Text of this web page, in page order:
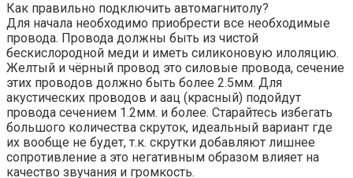
Как правильно подключить автомагнитолу?
Для начала необходимо приобрести все необходимые
провода. Провода должны быть из чистой
бескислородной меди и иметь силиконовую илоляцию.
Желтый и чёрный провод это силовые провода, сечение
этих проводов должно быть более 2.5мм. Для
акустических проводов и аац (красный) подойдут
провода сечением 1.2мм. и более. Старайтесь избегать
большого количества скруток, идеальный вариант где
их вообще не будет, т.к. скрутки добавляют лишнее
сопротивление а это негативным образом влияет на
качество звучания и громкость.